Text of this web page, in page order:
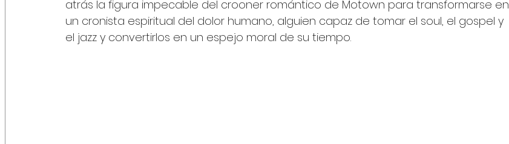
atrás la figura impecable del crooner romántico de Motown para transformarse en
un cronista espiritual del dolor humano, alguien capaz de tomar el soul, el gospel y
el jazz y convertirlos en un espejo moral de su tiempo.